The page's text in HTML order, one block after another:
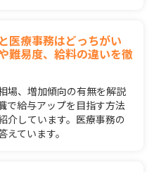
医療事務はどっちがい
難易度、給料の違いを徹
場、増加傾向の有無を解説
で給与アップを目指す方法
介しています。医療事務の
ています。